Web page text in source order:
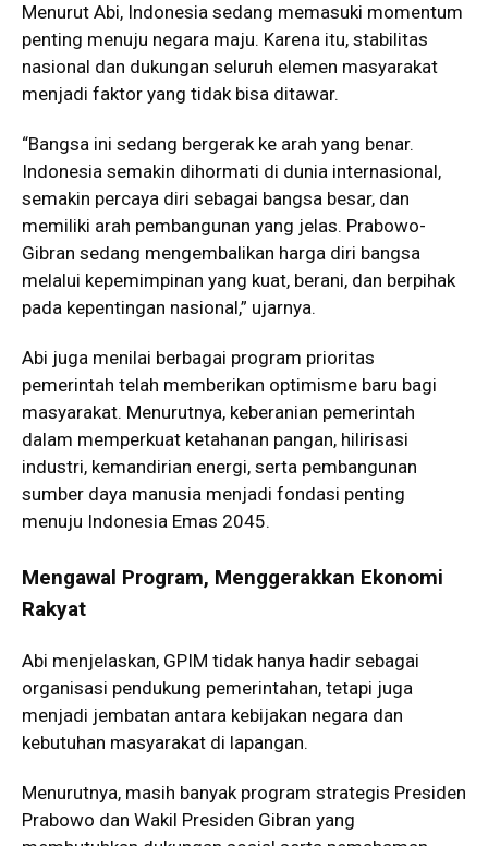
Menurut Abi, Indonesia sedang memasuki momentum
penting menuju negara maju. Karena itu, stabilitas
nasional dan dukungan seluruh elemen masyarakat
menjadi faktor yang tidak bisa ditawar.
“Bangsa ini sedang bergerak ke arah yang benar.
Indonesia semakin dihormati di dunia internasional,
semakin percaya diri sebagai bangsa besar, dan
memiliki arah pembangunan yang jelas. Prabowo-
Gibran sedang mengembalikan harga diri bangsa
melalui kepemimpinan yang kuat, berani, dan berpihak
pada kepentingan nasional,” ujarnya.
Abi juga menilai berbagai program prioritas
pemerintah telah memberikan optimisme baru bagi
masyarakat. Menurutnya, keberanian pemerintah
dalam memperkuat ketahanan pangan, hilirisasi
industri, kemandirian energi, serta pembangunan
sumber daya manusia menjadi fondasi penting
menuju Indonesia Emas 2045.
Mengawal Program, Menggerakkan Ekonomi
Rakyat
Abi menjelaskan, GPIM tidak hanya hadir sebagai
organisasi pendukung pemerintahan, tetapi juga
menjadi jembatan antara kebijakan negara dan
kebutuhan masyarakat di lapangan.
Menurutnya, masih banyak program strategis Presiden
Prabowo dan Wakil Presiden Gibran yang